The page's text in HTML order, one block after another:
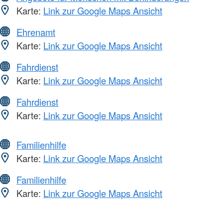
Karte: Link zur Google Maps Ansicht
Ehrenamt
Karte: Link zur Google Maps Ansicht
Fahrdienst
Karte: Link zur Google Maps Ansicht
Fahrdienst
Karte: Link zur Google Maps Ansicht
Familienhilfe
Karte: Link zur Google Maps Ansicht
Familienhilfe
Karte: Link zur Google Maps Ansicht